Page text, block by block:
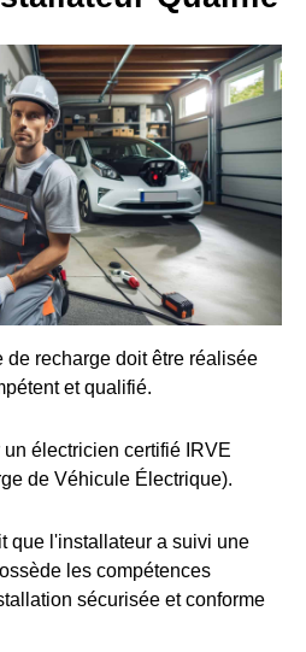
de recharge doit être réalisée
et qualifié.
un électricien certifié IRVE
de Véhicule Électrique).
que l'installateur a suivi une
les compétences
sécurisée et conforme